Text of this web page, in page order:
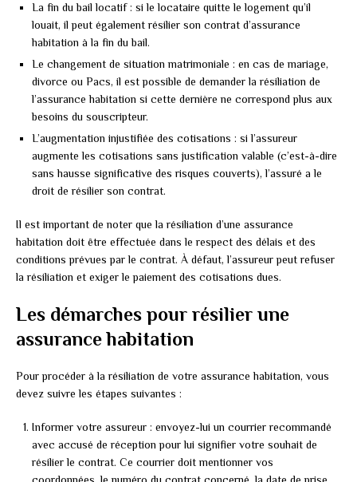
La fin du bail locatif : si le locataire quitte le logement qu’il
louait, il peut également résilier son contrat d’assurance
habitation à la fin du bail.
Le changement de situation matrimoniale : en cas de mariage,
divorce ou Pacs, il est possible de demander la résiliation de
l’assurance habitation si cette dernière ne correspond plus aux
besoins du souscripteur.
L’augmentation injustifiée des cotisations : si l’assureur
augmente les cotisations sans justification valable (c’est-à-dire
sans hausse significative des risques couverts), l’assuré a le
droit de résilier son contrat.
Il est important de noter que la résiliation d’une assurance
habitation doit être effectuée dans le respect des délais et des
conditions prévues par le contrat. À défaut, l’assureur peut refuser
la résiliation et exiger le paiement des cotisations dues.
Les démarches pour résilier une
assurance habitation
Pour procéder à la résiliation de votre assurance habitation, vous
devez suivre les étapes suivantes :
Informer votre assureur : envoyez-lui un courrier recommandé
avec accusé de réception pour lui signifier votre souhait de
résilier le contrat. Ce courrier doit mentionner vos